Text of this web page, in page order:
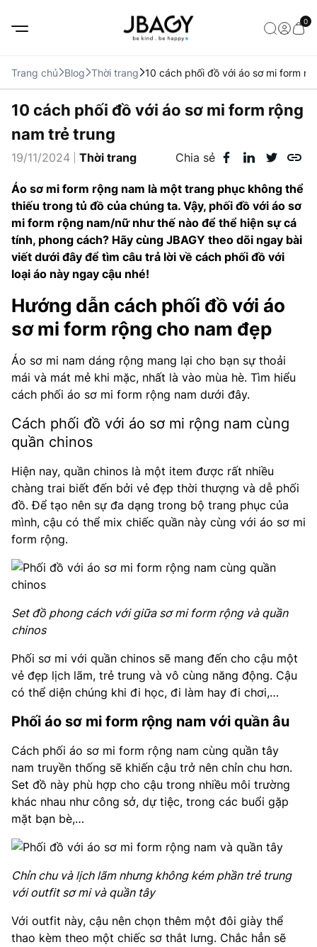
0
Trang chủ Blog Thời trang 10 cách phối đồ với áo sơ mi form
10 cách phối đồ với áo sơ mi form rộng
nam trẻ trung
19/11/2024 Thời trang Chia sẻ
Áo sơ mi form rộng nam là một trang phục không thể
thiếu trong tủ đồ của chúng ta. Vậy, phối đồ với áo sơ
mi form rộng nam/nữ như thế nào để thể hiện sự cá
tính, phong cách? Hãy cùng JBAGY theo dõi ngay bài
viết dưới đây để tìm câu trả lời về cách phối đồ với
loại áo này ngay cậu nhé!
Hướng dẫn cách phối đồ với áo
sơ mi form rộng cho nam đẹp
Áo sơ mi nam dáng rộng mang lại cho bạn sự thoải
mái và mát mẻ khi mặc, nhất là vào mùa hè. Tìm hiểu
cách phối áo sơ mi form rộng nam dưới đây.
Cách phối đồ với áo sơ mi rộng nam cùng
quần chinos
Hiện nay, quần chinos là một item được rất nhiều
chàng trai biết đến bởi vẻ đẹp thời thượng và dễ phối
đồ. Để tạo nên sự đa dạng trong bộ trang phục của
mình, cậu có thể mix chiếc quần này cùng với áo sơ mi
form rộng.
Set đồ phong cách với giữa sơ mi form rộng và quần
chinos
Phối sơ mi với quần chinos sẽ mang đến cho cậu một
vẻ đẹp lịch lãm, trẻ trung và vô cùng năng động. Cậu
có thể diện chúng khi đi học, đi làm hay đi chơi,…
Phối áo sơ mi form rộng nam với quần âu
Cách phối áo sơ mi form rộng nam cùng quần tây
nam truyền thống sẽ khiến cậu trở nên chỉn chu hơn.
Set đồ này phù hợp cho cậu trong nhiều môi trường
khác nhau như công sở, dự tiệc, trong các buổi gặp
mặt bạn bè,…
Chỉn chu và lịch lãm nhưng không kém phần trẻ trung
với outfit sơ mi và quần tây
Với outfit này, cậu nên chọn thêm một đôi giày thể
thao kèm theo một chiếc sơ thắt lưng. Chắc hẳn sẽ